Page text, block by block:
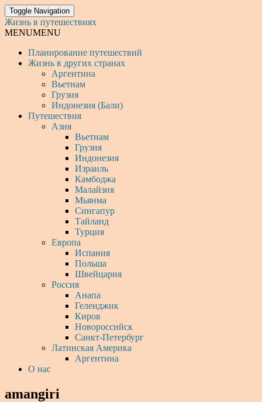
Toggle Navigation
Жизнь в путешествиях
MENUMENU
Планирование путешествий
Жизнь в других странах
Аргентина
Вьетнам
Грузия
Индонезия (Бали)
Путешествия
Азия
Вьетнам
Грузия
Индонезия
Израиль
Камбоджа
Малайзия
Мьянма
Сингапур
Тайланд
Турция
Европа
Испания
Польша
Швейцария
Россия
Анапа
Геленджик
Киров
Новороссийск
Санкт-Петербург
Латинская Америка
Аргентина
О нас
amangiri